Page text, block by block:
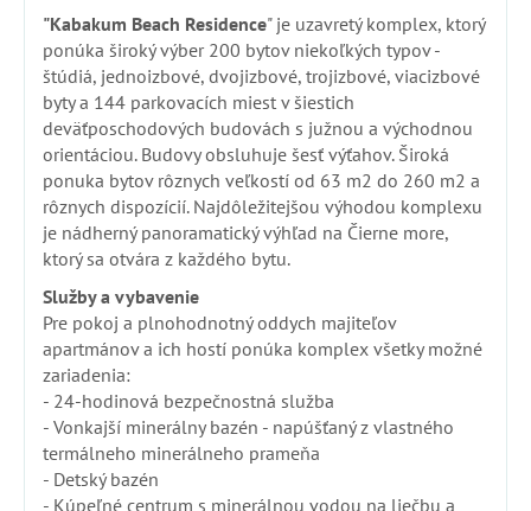
"Kabakum Beach Residence" je uzavretý komplex, ktorý
ponúka široký výber 200 bytov niekoľkých typov -
štúdiá, jednoizbové, dvojizbové, trojizbové, viacizbové
byty a 144 parkovacích miest v šiestich
deväťposchodových budovách s južnou a východnou
orientáciou. Budovy obsluhuje šesť výťahov. Široká
ponuka bytov rôznych veľkostí od 63 m2 do 260 m2 a
rôznych dispozícií. Najdôležitejšou výhodou komplexu
je nádherný panoramatický výhľad na Čierne more,
ktorý sa otvára z každého bytu.
Služby a vybavenie
Pre pokoj a plnohodnotný oddych majiteľov
apartmánov a ich hostí ponúka komplex všetky možné
zariadenia:
- 24-hodinová bezpečnostná služba
- Vonkajší minerálny bazén - napúšťaný z vlastného
termálneho minerálneho prameňa
- Detský bazén
- Kúpeľné centrum s minerálnou vodou na liečbu a